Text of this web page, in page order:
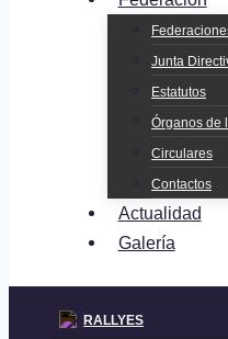
Junta
Estatutos
Órganos de
Circulares
Contactos
Actualidad
Galería
RALLYES